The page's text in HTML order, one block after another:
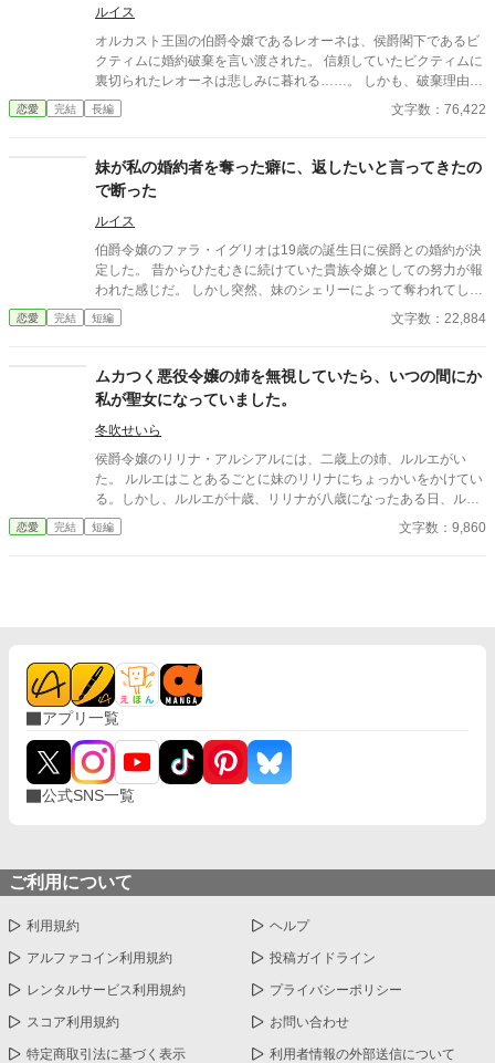
も公開しています。
ルイス
オルカスト王国の伯爵令嬢であるレオーネは、侯爵閣下であるビ
クティムに婚約破棄を言い渡された。 信頼していたビクティムに
裏切られたレオーネは悲しみに暮れる……。 しかも、破棄理由が
他国の王女との婚約だから猶更だ。 だが、ビクティムは知らなか
った……レオーネは自国の第一王子殿下と幼馴染の関係にあるこ
約破棄を知り怒りに打ち震えた。 「さて……レオーネを悲しませ
た罪、どのように償ってもらおうか」 ビクティム侯爵閣下はとて
つもない虎の尾を踏んでしまっていたのだった……。
恋愛 完結 長編 文字数：76,422
妹が私の婚約者を奪った癖に、返したいと言ってきたの
で断った
ルイス
伯爵令嬢のファラ・イグリオは19歳の誕生日に侯爵との婚約が決
定した。 昔からひたむきに続けていた貴族令嬢としての努力が報
われた感じだ。 しかし突然、妹のシェリーによって奪われてしま
う。 両親もシェリーを優先する始末で、ファラの婚約は解消され
てしまった。 「お前はお姉さんなのだから、我慢できるだろう？
な一言にファラは愕然としてしまう。彼女は幼少の頃から自分の
願いが聞き届けられた ことなど1つもなかった。努力はきっと報
われる……そう信じて頑張って来たが、今回の件で心が折れそう
になっていた。 だが、ファラの努力を知っていた幼馴染の公爵令
息に助けられることになる。妹のシェリーは侯爵との婚約が思っ
ていたのと違うということで、返したいと言って来るが……は
あ？ もう遅いわよ。
恋愛 完結 短編 文字数：22,884
ムカつく悪役令嬢の姉を無視していたら、いつの間にか
私が聖女になっていました。
冬吹せいら
侯爵令嬢のリリナ・アルシアルには、二歳上の姉、ルルエがい
た。 ルルエはことあるごとに妹のリリナにちょっかいをかけてい
る。しかし、ルルエが十歳、リリナが八歳になったある日、ルル
エの罠により、酷い怪我を負わされたリリナは、ルルエのことを
完全に無視することにした。 そして迎えた、リリナの十四歳の誕
恋愛 完結 短編 文字数：9,860
アプリ一覧
公式SNS一覧
ご利用について
利用規約 ヘルプ
アルファコイン利用規約 投稿ガイドライン
レンタルサービス利用規約 プライバシーポリシー
スコア利用規約 お問い合わせ
特定商取引法に基づく表示 利用者情報の外部送信について